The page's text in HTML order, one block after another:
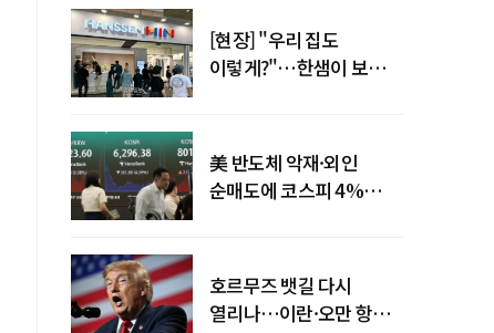
[현장] "우리 집도
이렇게?"…한샘이 보여준
美 반도체 악재·외인
순매도에 코스피 4%
호르무즈 뱃길 다시
열리나…이란·오만 항로